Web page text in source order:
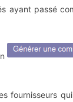
ayant passé
fournisseurs